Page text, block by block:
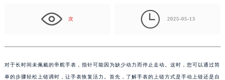
次  2025-05-13
对于长时间未佩戴的帝舵手表，指针可能因为缺少动力而停止走动。这时，您可以通过简
单的步骤轻松上链调时，让手表恢复活力。首先，了解手表的上链方式是手动上链还是自